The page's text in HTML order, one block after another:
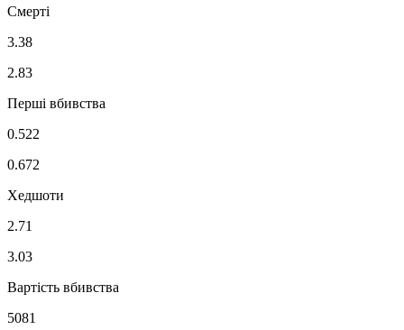
Смерті
3.38
2.83
Перші вбивства
0.522
0.672
Хедшоти
2.71
3.03
Вартість вбивства
5081